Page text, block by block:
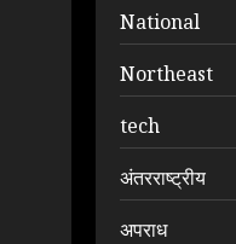
National
Northeast
tech
अंतरराष्ट्रीय
अपराध